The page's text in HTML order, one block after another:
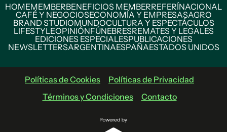
HOMEMEMBERBENEFICIOS MEMBERREFERÍNACIONAL
CAFÉ Y NEGOCIOSECONOMÍA Y EMPRESASAGRO
BRAND STUDIOMUNDOCULTURA Y ESPECTÁCULOS
LIFESTYLEOPINIÓNFÚNEBRESREMATES Y LEGALES
EDICIONES ESPECIALESPUBLICACIONES
NEWSLETTERSARGENTINAESPAÑAESTADOS UNIDOS
Políticas de Cookies
Políticas de Privacidad
Términos y Condiciones
Contacto